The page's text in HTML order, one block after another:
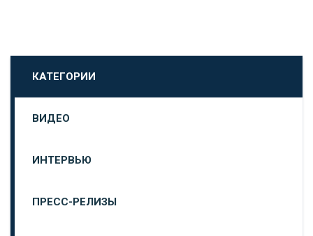
КАТЕГОРИИ
ВИДЕО
ИНТЕРВЬЮ
ПРЕСС-РЕЛИЗЫ